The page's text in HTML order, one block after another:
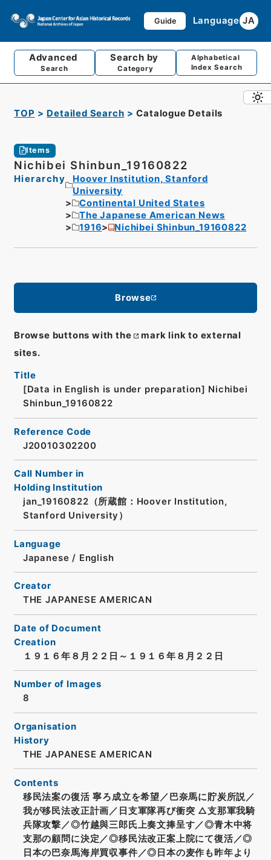
Guide Language JA
Advanced
Search
Search by
Category
Alphabetical
Index Search
TOP Detailed Search Catalogue Details
Items
Nichibei Shinbun_19160822
Hierarchy
Hoover Institution, Stanford
University
Continental United States
The Japanese American News
1916
Nichibei Shinbun_19160822
Browse
Browse buttons with the
mark link to external
sites.
Title
[Data in English is under preparation] Nichibei
Shinbun_19160822
Reference Code
J20010302200
Call Number in
Holding Institution
jan_19160822（所蔵館：Hoover Institution,
Stanford University）
Language
Japanese / English
Creator
THE JAPANESE AMERICAN
Date of Document
Creation
１９１６年８月２２日～１９１６年８月２２日
Number of Images
8
Organisation
History
THE JAPANESE AMERICAN
Contents
移民法案の復活 寧ろ成立を希望／巴奈馬に貯炭所説／
我が移民法改正計画／日支軍隊再び衝突 △支那軍我騎
兵隊攻撃／◎竹越與三郎氏上奏文捧呈す／◎青木中将
支那の顧問に決定／◎移民法改正案上院にて復活／◎
日本の巴奈馬海岸買収事件／◎日本の麦作も昨年より